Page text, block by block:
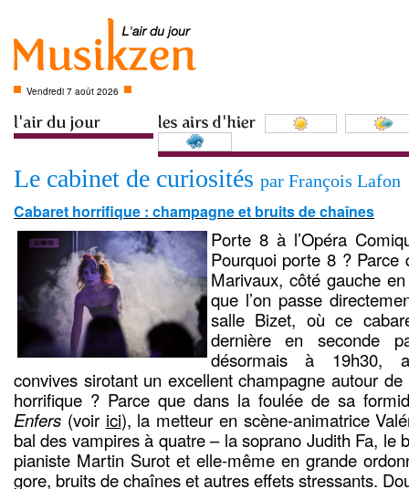
Vendredi 7 août 2026
Le cabinet de curiosités par François Lafon
Cabaret horrifique : champagne et bruits de chaînes
Porte 8 à l’Opéra
Pourquoi porte 8 ? Parce
Marivaux, côté gauche
que l’on passe
salle Bizet, où ce
dernière en seconde
désormais à 19h30,
convives sirotant un excellent champagne autour
horrifique ? Parce que dans la foulée de sa
Enfers (voir ici), la metteur en scène-animatrice
bal des vampires à quatre – la soprano Judith Fa, le
pianiste Martin Surot et elle-même en grande
gore, bruits de chaînes et autres effets stressants.